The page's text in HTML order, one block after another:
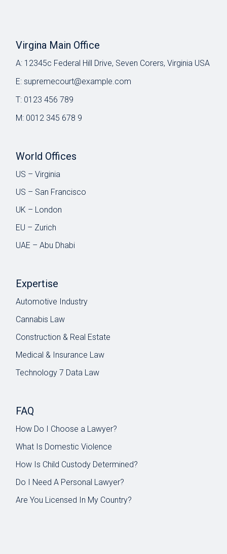
Virgina Main Office
A: 12345c Federal Hill Drive, Seven Corers, Virginia USA
E:supremecourt@example.com
T: 0123 456 789
M: 0012 345 678 9
World Offices
US – Virginia
US – San Francisco
UK – London
EU – Zurich
UAE – Abu Dhabi
Expertise
Automotive Industry
Cannabis Law
Construction & Real Estate
Medical & Insurance Law
Technology 7 Data Law
FAQ
How Do I Choose a Lawyer?
What Is Domestic Violence
How Is Child Custody Determined?
Do I Need A Personal Lawyer?
Are You Licensed In My Country?